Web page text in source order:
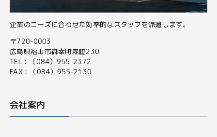
企業のニーズに合わせた効率的なスタッフを派遣します。
〒720-0003
広島県福山市御幸町森脇230
TEL：（084）955-2372
FAX：（084）955-2130
会社案内